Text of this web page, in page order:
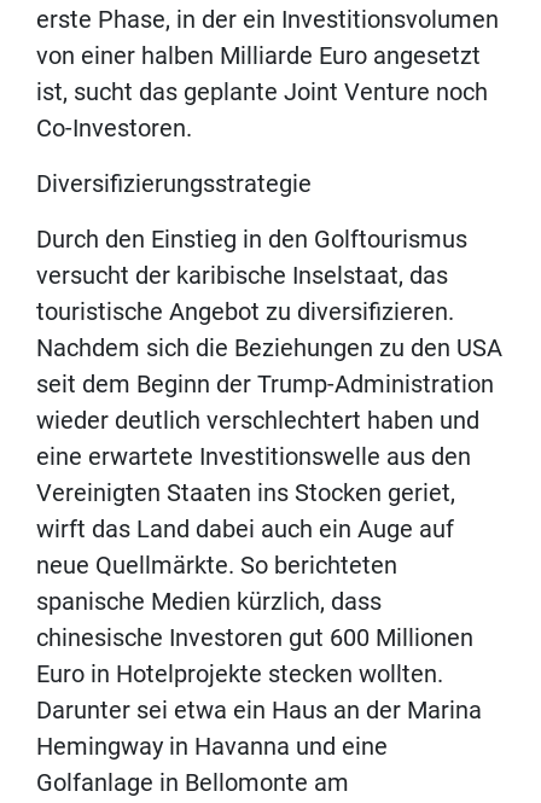
erste Phase, in der ein Investitionsvolumen
von einer halben Milliarde Euro angesetzt
ist, sucht das geplante Joint Venture noch
Co-Investoren.
Diversifizierungsstrategie
Durch den Einstieg in den Golftourismus
versucht der karibische Inselstaat, das
touristische Angebot zu diversifizieren.
Nachdem sich die Beziehungen zu den USA
seit dem Beginn der Trump-Administration
wieder deutlich verschlechtert haben und
eine erwartete Investitionswelle aus den
Vereinigten Staaten ins Stocken geriet,
wirft das Land dabei auch ein Auge auf
neue Quellmärkte. So berichteten
spanische Medien kürzlich, dass
chinesische Investoren gut 600 Millionen
Euro in Hotelprojekte stecken wollten.
Darunter sei etwa ein Haus an der Marina
Hemingway in Havanna und eine
Golfanlage in Bellomonte am